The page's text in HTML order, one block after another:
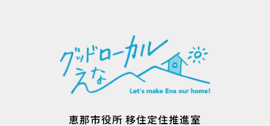
恵那市役所 移住定住推進室